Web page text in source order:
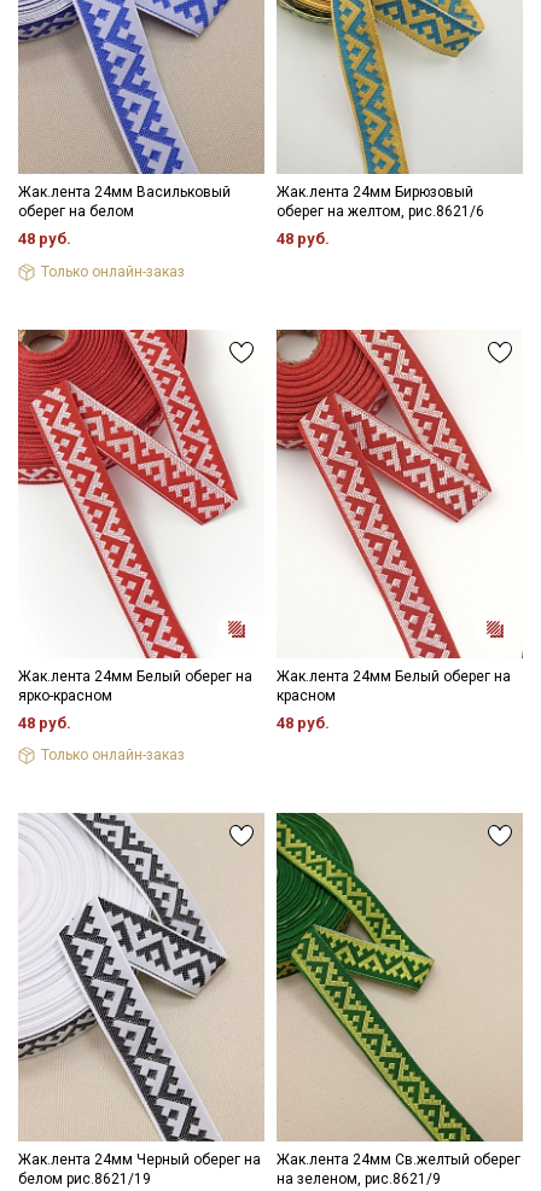
- максимальная температура стирки до 40 С, без отжима,
- противопоказано применение отбеливателей.
Цветопередача (тон) может отличаться от оригинального
цвета ткани в зависимости от настроек вашего монитора и в
зависимости от партии.
Жак.лента 24мм Васильковый
оберег на белом
48 руб.
Только онлайн-заказ
Жак.лента 24мм Бирюзовый
оберег на желтом, рис.8621/6
48 руб.
Жак.лента 24мм Белый оберег на
ярко-красном
48 руб.
Только онлайн-заказ
Жак.лента 24мм Белый оберег на
красном
48 руб.
Жак.лента 24мм Черный оберег на
белом рис.8621/19
Жак.лента 24мм Св.желтый оберег
на зеленом, рис.8621/9
Мы публикуем здесь дополнительные
промокоды и скидки до 30% на узкие
категории тканей
Электронная почта
Ознакомлен(а) с Политикой обработки персональных
и даюСогласие на обработку персональных
данных
Согласие на получение рекламных и